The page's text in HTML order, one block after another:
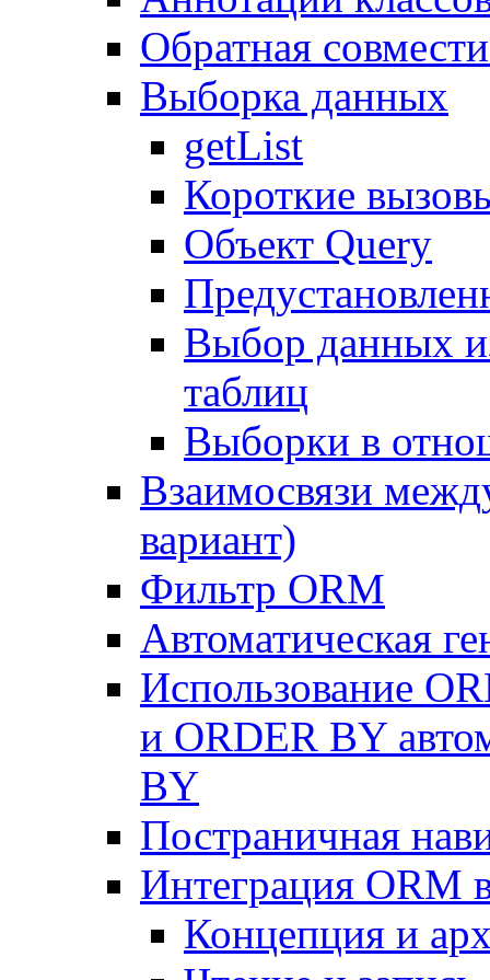
Обратная
Выборка данных
getList
Короткие
Объект Query
Выбор данных
таблиц
Выборки в
Взаимосвязи
вариант)
Фильтр ORM
Автоматическая
Использование
и ORDER BY
BY
Постраничная
Интеграция ORM
Концепция и